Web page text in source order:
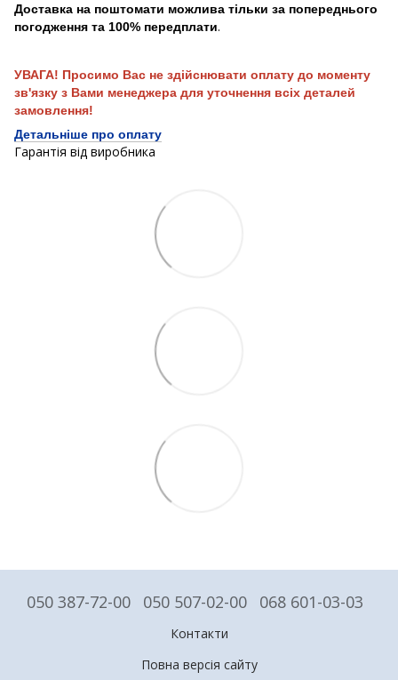
Доставка на поштомати можлива тільки за попереднього
погодження та 100% передплати.
УВАГА! Просимо Вас не здійснювати оплату до моменту
зв'язку з Вами менеджера для уточнення всіх деталей
замовлення!
Детальніше про оплату
Гарантія від виробника
050 387-72-00 050 507-02-00 068 601-03-03
Контакти
Повна версія сайту